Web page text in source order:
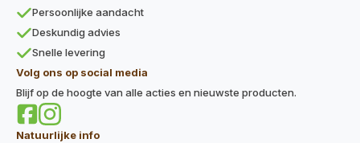
Persoonlijke aandacht
Deskundig advies
Snelle levering
Volg ons op social media
Blijf op de hoogte van alle acties en nieuwste producten.
Natuurlijke info